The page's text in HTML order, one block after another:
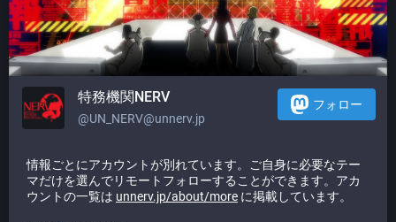
特務機関NERV
@UN_NERV@unnerv.jp
フォロー
情報ごとにアカウントが別れています。ご自身に必要なテー
マだけを選んでリモートフォローすることができます。アカ
ウントの一覧は unnerv.jp/about/more に掲載しています。